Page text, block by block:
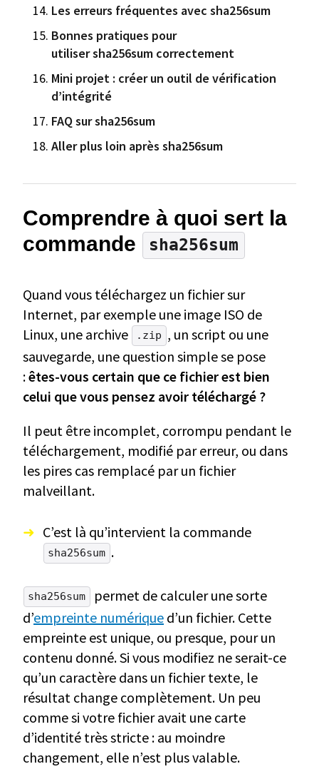
Les erreurs fréquentes avec sha256sum
Bonnes pratiques pour
utiliser sha256sum correctement
Mini projet : créer un outil de vérification
d’intégrité
FAQ sur sha256sum
Aller plus loin après sha256sum
Comprendre à quoi sert la
commande
sha256sum
Quand vous téléchargez un fichier sur
Internet, par exemple une image ISO de
Linux, une archive
.zip , un script ou une
sauvegarde, une question simple se pose
:êtes-vous certain que ce fichier est bien
celui que vous pensez avoir téléchargé ?
Il peut être incomplet, corrompu pendant le
téléchargement, modifié par erreur, ou dans
les pires cas remplacé par un fichier
malveillant.
C’est là qu’intervient la commande
sha256sum .
sha256sum
permet de calculer une sorte
d’empreinte numérique d’un fichier. Cette
empreinte est unique, ou presque, pour un
contenu donné. Si vous modifiez ne serait-ce
qu’un caractère dans un fichier texte, le
résultat change complètement. Un peu
comme si votre fichier avait une carte
d’identité très stricte : au moindre
changement, elle n’est plus valable.